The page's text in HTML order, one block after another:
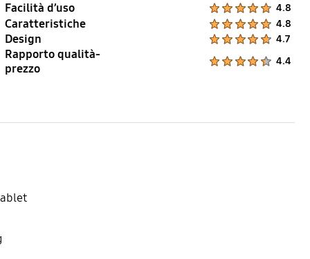
Facilità d’uso 4.8
Caratteristiche 4.8
Design 4.7
Rapporto qualità-
prezzo
4.4